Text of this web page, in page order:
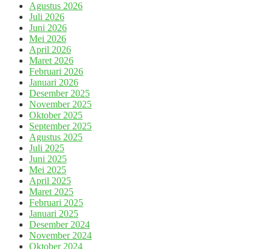
Agustus 2026
Juli 2026
Juni 2026
Mei 2026
April 2026
Maret 2026
Februari 2026
Januari 2026
Desember 2025
November 2025
Oktober 2025
September 2025
Agustus 2025
Juli 2025
Juni 2025
Mei 2025
April 2025
Maret 2025
Februari 2025
Januari 2025
Desember 2024
November 2024
Oktober 2024